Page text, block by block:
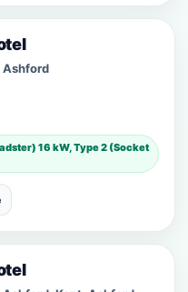
Ashford
16 kW, Type 2 (Socket